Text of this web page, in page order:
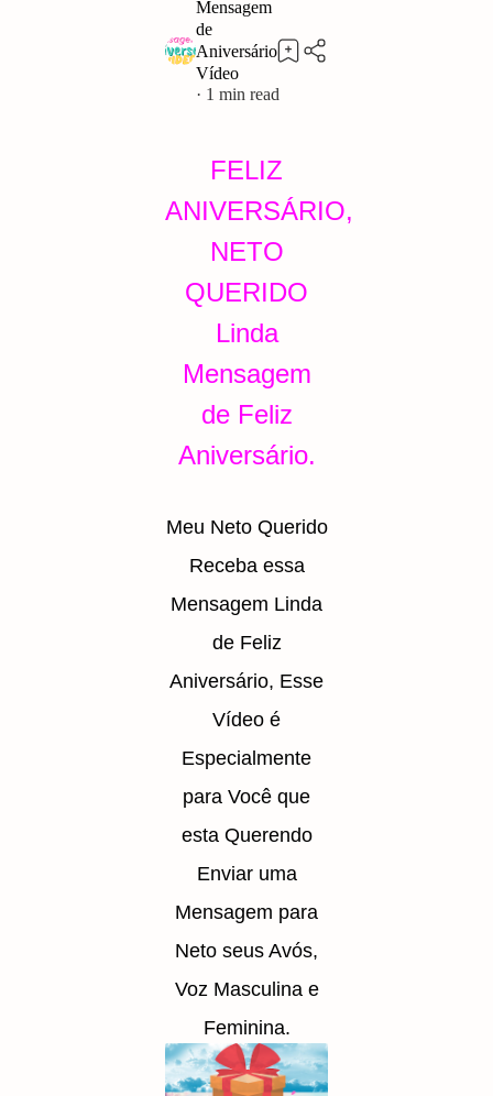
1
FELIZ
ANIVERSÁRIO,
NETO
QUERIDO
Linda
Mensagem
de Feliz
Aniversário.
Meu Neto Querido
Receba essa
Mensagem Linda
de Feliz
Aniversário, Esse
Vídeo é
Especialmente
para Você que
esta Querendo
Enviar uma
Mensagem para
Neto seus Avós,
Voz Masculina e
Feminina.